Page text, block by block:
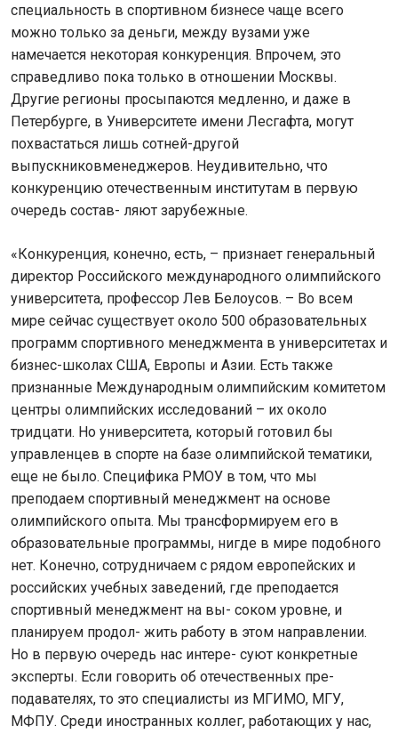
специальность в спортивном бизнесе чаще всего
можно только за деньги, между вузами уже
намечается некоторая конкуренция. Впрочем, это
справедливо пока только в отношении Москвы.
Другие регионы просыпаются медленно, и даже в
Петербурге, в Университете имени Лесгафта, могут
похвастаться лишь сотней-другой
выпускниковменеджеров. Неудивительно, что
конкуренцию отечественным институтам в первую
очередь состав- ляют зарубежные.
«Конкуренция, конечно, есть, – признает генеральный
директор Российского международного олимпийского
университета, профессор Лев Белоусов. – Во всем
мире сейчас существует около 500 образовательных
программ спортивного менеджмента в университетах и
бизнес-школах США, Европы и Азии. Есть также
признанные Международным олимпийским комитетом
центры олимпийских исследований – их около
тридцати. Но университета, который готовил бы
управленцев в спорте на базе олимпийской тематики,
еще не было. Специфика РМОУ в том, что мы
преподаем спортивный менеджмент на основе
олимпийского опыта. Мы трансформируем его в
образовательные программы, нигде в мире подобного
нет. Конечно, сотрудничаем с рядом европейских и
российских учебных заведений, где преподается
спортивный менеджмент на вы- соком уровне, и
планируем продол- жить работу в этом направлении.
Но в первую очередь нас интере- суют конкретные
эксперты. Если говорить об отечественных пре-
подавателях, то это специалисты из МГИМО, МГУ,
МФПУ. Среди иностранных коллег, работающих у нас,